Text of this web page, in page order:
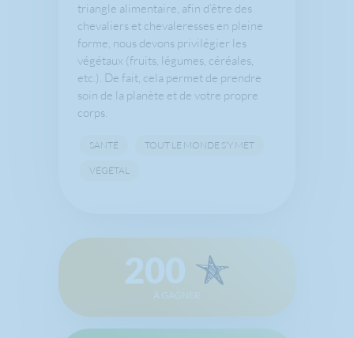
triangle alimentaire, afin d’être des
chevaliers et chevaleresses en pleine
forme, nous devons privilégier les
végétaux (fruits, légumes, céréales,
etc.). De fait, cela permet de prendre
soin de la planète et de votre propre
corps.
SANTÉ TOUT LE MONDE S’Y MET
VÉGÉTAL
200
À GAGNER